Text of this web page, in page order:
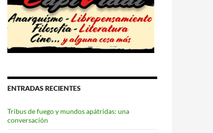
ENTRADAS RECIENTES
Tribus de fuego y mundos apátridas: una
conversación